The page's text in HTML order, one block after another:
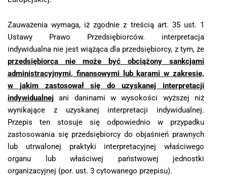
Zauważenia wymaga, iż zgodnie z treścią art. 35 ust. 1
Ustawy Prawo Przedsiębiorców. interpretacja
indywidualna nie jest wiążąca dla przedsiębiorcy, z tym, że
przedsiębiorca nie może być obciążony sankcjami
administracyjnymi, finansowymi lub karami w zakresie,
w jakim zastosował się do uzyskanej interpretacji
indywidualnej ani daninami w wysokości wyższej niż
wynikające z uzyskanej interpretacji indywidualnej.
Przepis ten stosuje się odpowiednio w przypadku
zastosowania się przedsiębiorcy do objaśnień prawnych
lub utrwalonej praktyki interpretacyjnej właściwego
organu lub właściwej państwowej jednostki
organizacyjnej (por. ust. 3 cytowanego przepisu).